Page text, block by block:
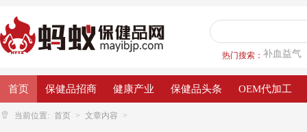
热门搜索： 补血益气
首页 保健品招商 健康产业 保健品头条 OEM代加工
当前位置: 首页 文章内容